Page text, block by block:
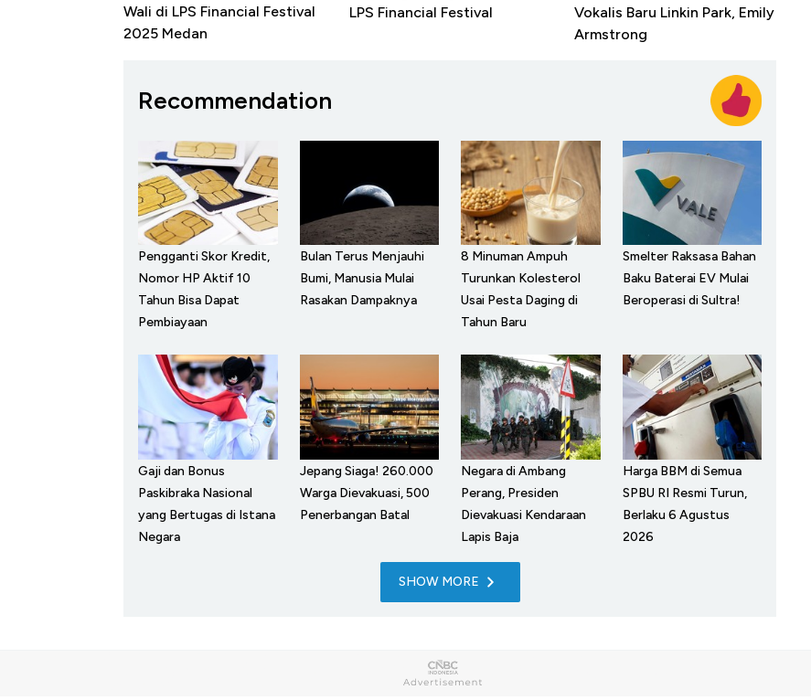
Wali di LPS Financial Festival
2025 Medan
LPS Financial Festival
Vokalis Baru Linkin Park, Emily
Armstrong
Recommendation
Pengganti Skor Kredit,
Nomor HP Aktif 10
Tahun Bisa Dapat
Pembiayaan
Bulan Terus Menjauhi
Bumi, Manusia Mulai
Rasakan Dampaknya
8 Minuman Ampuh
Turunkan Kolesterol
Usai Pesta Daging di
Tahun Baru
Smelter Raksasa Bahan
Baku Baterai EV Mulai
Beroperasi di Sultra!
Gaji dan Bonus
Paskibraka Nasional
yang Bertugas di Istana
Negara
Jepang Siaga! 260.000
Warga Dievakuasi, 500
Penerbangan Batal
Negara di Ambang
Perang, Presiden
Dievakuasi Kendaraan
Lapis Baja
Harga BBM di Semua
SPBU RI Resmi Turun,
Berlaku 6 Agustus
2026
SHOW MORE